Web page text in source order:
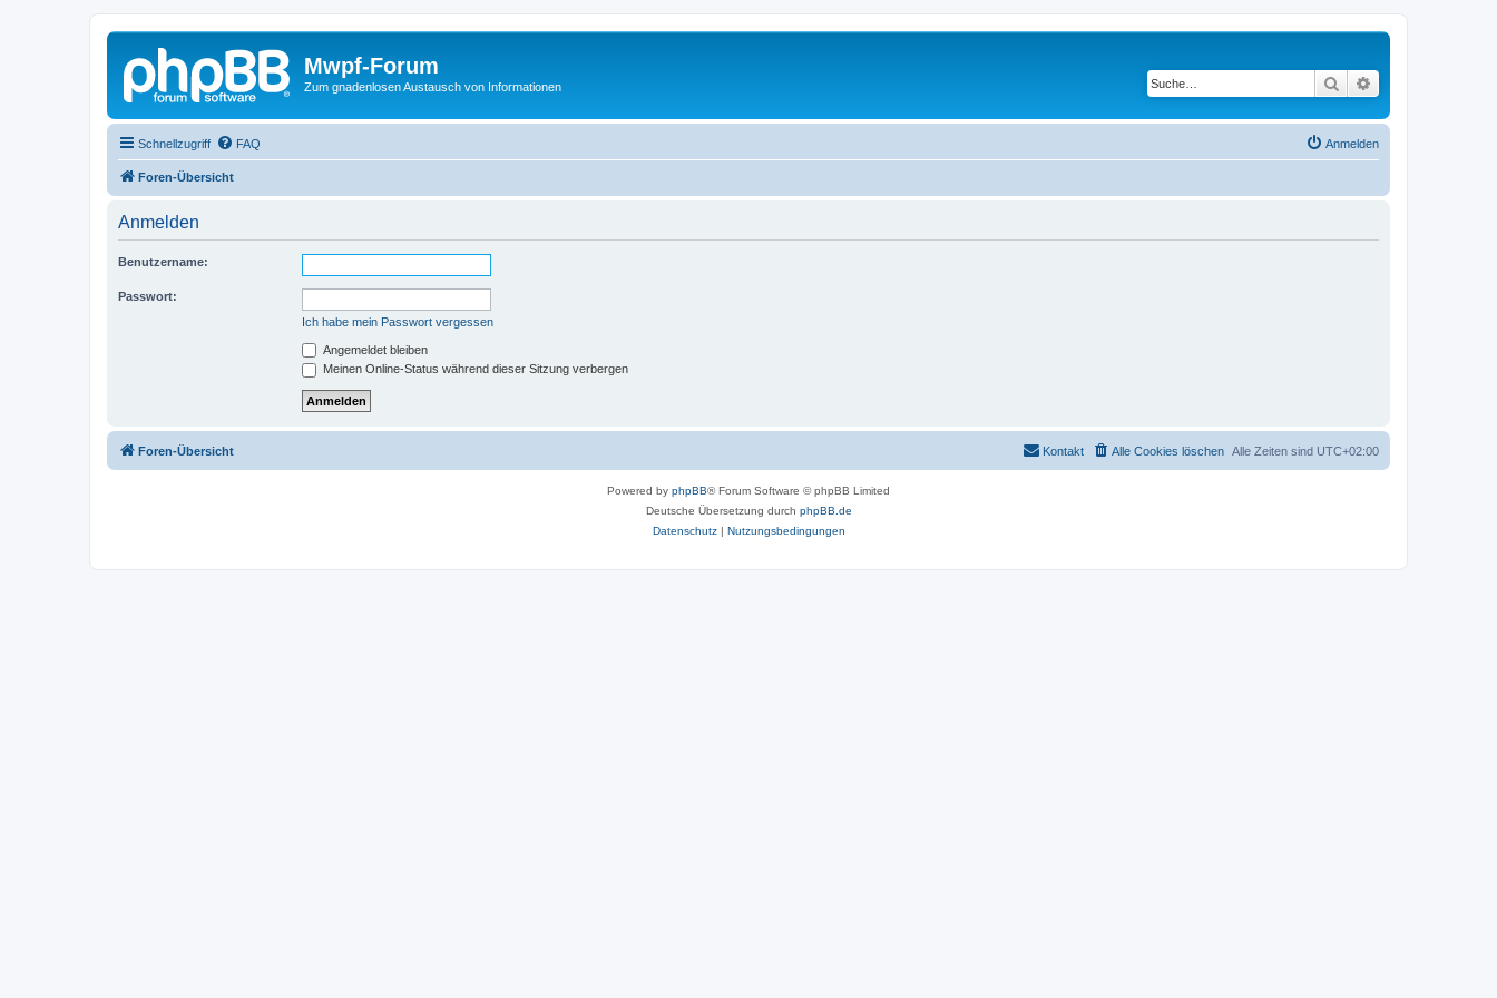
Mwpf-Forum
Zum gnadenlosen Austausch von Informationen Suche
Schnellzugriff FAQ Anmelden
Foren-Übersicht
Anmelden
Benutzername:
Passwort:
Ich habe mein Passwort vergessen
Angemeldet bleiben
Meinen Online-Status während dieser Sitzung verbergen
Foren-Übersicht Alle Zeiten sind UTC+02:00
Alle Cookies löschen
Kontakt
Powered by phpBB® Forum Software © phpBB Limited
Deutsche Übersetzung durch phpBB.de
Datenschutz| Nutzungsbedingungen